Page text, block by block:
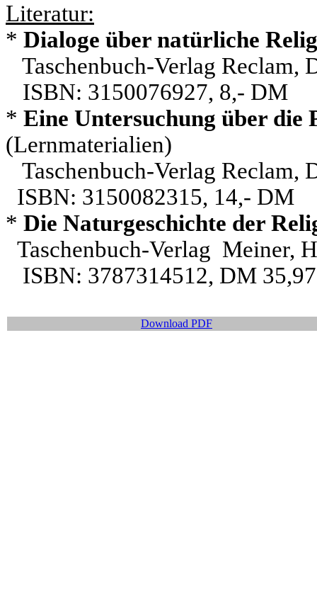
Literatur:
* Dialoge über natürliche
Taschenbuch-Verlag Reclam,
ISBN: 3150076927, 8,- DM
* Eine Untersuchung über
(Lernmaterialien)
Taschenbuch-Verlag Reclam,
ISBN: 3150082315, 14,- DM
* Die Naturgeschichte der
Taschenbuch-Verlag Meiner,
ISBN: 3787314512, DM 35,97
Download PDF